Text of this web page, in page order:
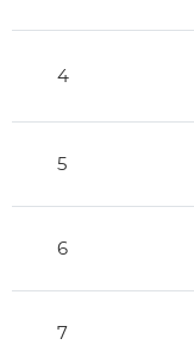
4
5
6
7